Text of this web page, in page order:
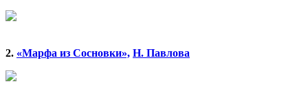
2. «Марфа из Сосновки», Н. Павлова